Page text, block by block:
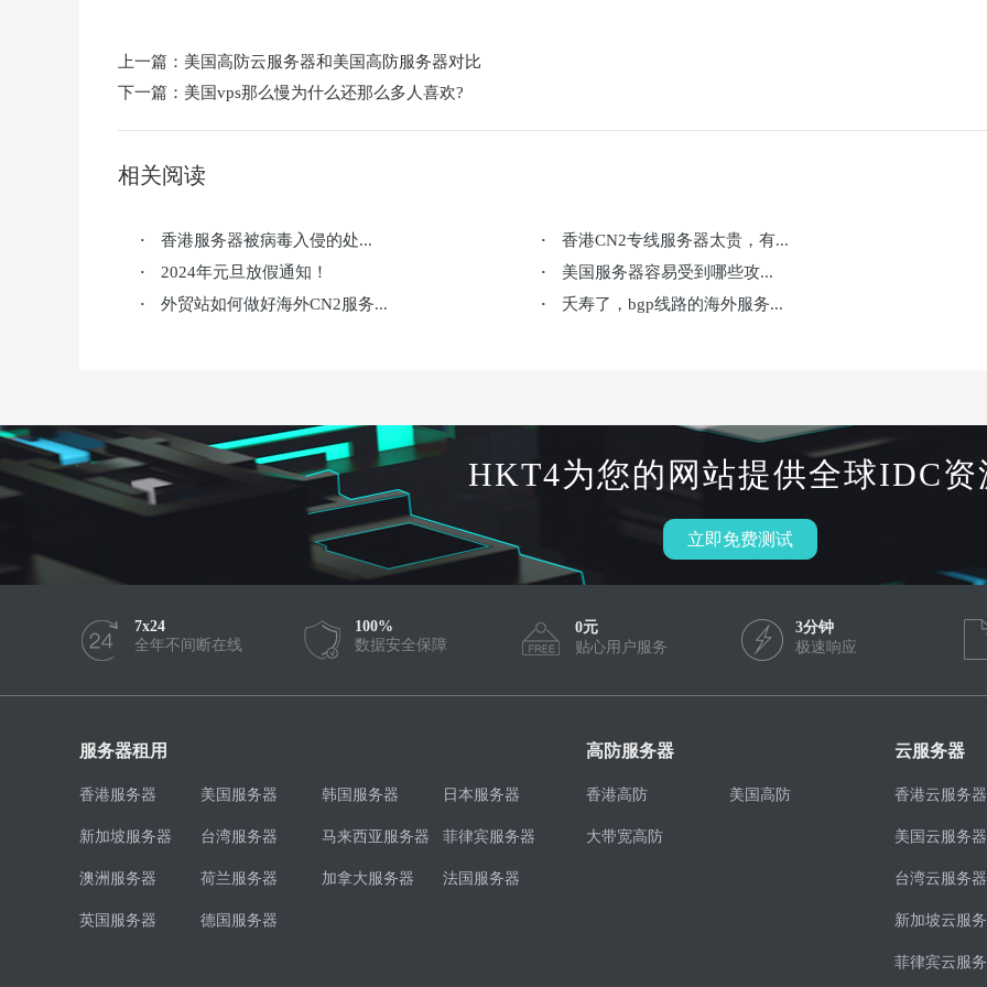
上一篇： 美国高防云服务器和美国高防服务器对比
下一篇： 美国vps那么慢为什么还那么多人喜欢?
相关阅读
· 香港服务器被病毒入侵的处... · 香港CN2专线服务器太贵，有...
· 2024年元旦放假通知！ · 美国服务器容易受到哪些攻...
· 外贸站如何做好海外CN2服务... · 夭寿了，bgp线路的海外服务...
HKT4为您的网站提供全球IDC资
立即免费测试
7x24
全年不间断在线
100%
数据安全保障
0元
贴心用户服务
3分钟
极速响应
服务器租用
香港服务器 美国服务器 韩国服务器 日本服务器
新加坡服务器 台湾服务器 马来西亚服务器 菲律宾服务器
澳洲服务器 荷兰服务器 加拿大服务器 法国服务器
英国服务器 德国服务器
高防服务器
香港高防 美国高防
大带宽高防
云服务器
香港云服务器
美国云服务器
台湾云服务器
新加坡云服
菲律宾云服